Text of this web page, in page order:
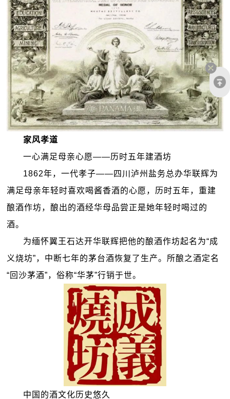
家风孝道
一心满足母亲心愿——历时五年建酒坊
1862年，一代孝子——四川泸州盐务总办华联辉为
满足母亲年轻时喜欢喝酱香酒的心愿，历时五年，重建
酿酒作坊，酿出的酒经华母品尝正是她年轻时喝过的
酒。
为缅怀翼王石达开华联辉把他的酿酒作坊起名为“成
义烧坊”，中断七年的茅台酒恢复了生产。所酿之酒定名
“回沙茅酒”，俗称“华茅”行销于世。
中国的酒文化历史悠久